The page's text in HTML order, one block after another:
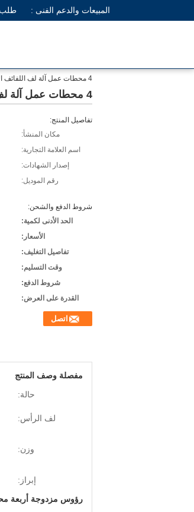
المبيعات والدعم الفنى : طلب
4 محطات عمل آلة لف اللفائف الأوتوماتيكية الثابتة
4 محطات عمل آلة لف اللفائف الأوتوماتيكية الثابتة
تفاصيل المنتج:
مكان المنشأ:
اسم العلامة التجارية:
إصدار الشهادات:
رقم الموديل:
شروط الدفع والشحن:
الحد الأدنى لكمية:
الأسعار:
تفاصيل التغليف:
وقت التسليم:
شروط الدفع:
القدرة على العرض:
اتصل
مفصلة وصف المنتج
حالة:
لف الرأس:
وزن:
إبراز:
رؤوس مزدوجة أربعة